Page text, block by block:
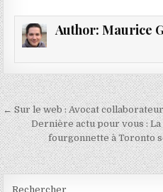
Author: Maurice
Navigation
de
l’article
← Sur le web : Avocat
Dernière actu pour vous : La
fourgonnette à Toronto
Rechercher